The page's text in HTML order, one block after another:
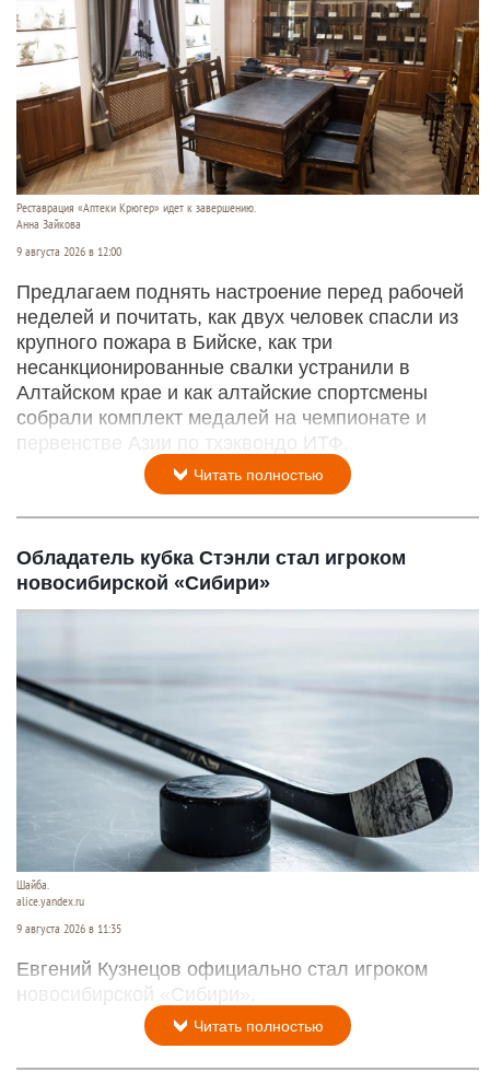
Реставрация «Аптеки Крюгер» идет к завершению.
Анна Зайкова
9 августа 2026 в 12:00
Предлагаем поднять настроение перед рабочей
неделей и почитать, как двух человек спасли из
крупного пожара в Бийске, как три
несанкционированные свалки устранили в
Алтайском крае и как алтайские спортсмены
собрали комплект медалей на чемпионате и
первенстве Азии по тхэквондо ИТФ.
Читать полностью
Обладатель кубка Стэнли стал игроком
новосибирской «Сибири»
Шайба.
alice.yandex.ru
9 августа 2026 в 11:35
Евгений Кузнецов официально стал игроком
новосибирской «Сибири».
Читать полностью